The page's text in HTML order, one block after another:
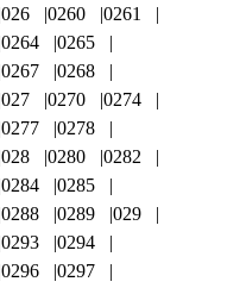
026 0260
0261
0264
0265
0267
0268
027 0270
0274
0277
0278
028 0280
0282
0284
0285
0288 0289
029
0293
0294
0296
0297